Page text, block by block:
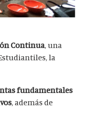
Continua, una
la
fundamentales
, además de